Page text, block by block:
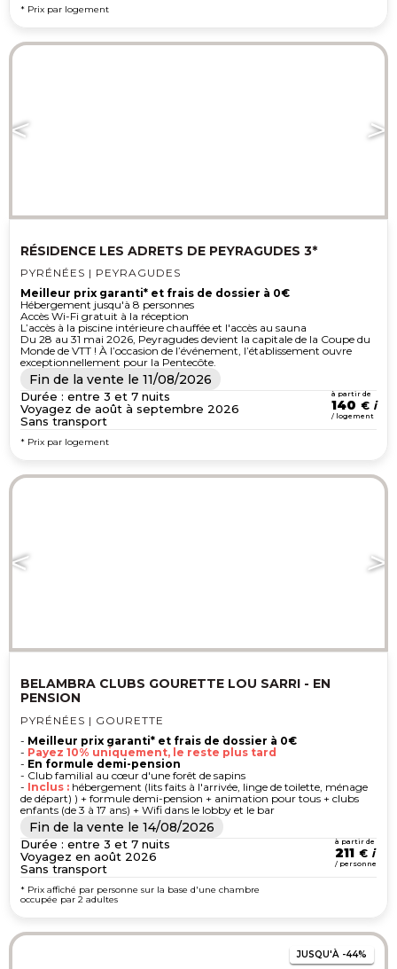
* Prix par logement
RÉSIDENCE LES ADRETS DE PEYRAGUDES 3*
PYRÉNÉES | PEYRAGUDES
Meilleur prix garanti* et frais de dossier à 0€
Hébergement jusqu'à 8 personnes
Accès Wi-Fi gratuit à la réception
L’accès à la piscine intérieure chauffée et l'accès au sauna
Du 28 au 31 mai 2026, Peyragudes devient la capitale de la Coupe du
Monde de VTT ! À l’occasion de l’événement, l’établissement ouvre
exceptionnellement pour la Pentecôte.
Fin de la vente le 11/08/2026
Durée : entre 3 et 7 nuits
Voyagez de août à septembre 2026
Sans transport
à partir de
140 €
/ logement
* Prix par logement
BELAMBRA CLUBS GOURETTE LOU SARRI - EN
PENSION
PYRÉNÉES | GOURETTE
- Meilleur prix garanti* et frais de dossier à 0€
- Payez 10% uniquement, le reste plus tard
- En formule demi-pension
- Club familial au cœur d'une forêt de sapins
- Inclus : hébergement (lits faits à l'arrivée, linge de toilette, ménage
de départ) ) + formule demi-pension + animation pour tous + clubs
enfants (de 3 à 17 ans) + Wifi dans le lobby et le bar
Fin de la vente le 14/08/2026
Durée : entre 3 et 7 nuits
Voyagez en août 2026
Sans transport
à partir de
211 €
/ personne
* Prix affiché par personne sur la base d'une chambre
occupée par 2 adultes
JUSQU'À -44%